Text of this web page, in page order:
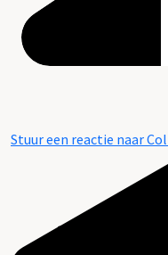
Stuur een reactie naar